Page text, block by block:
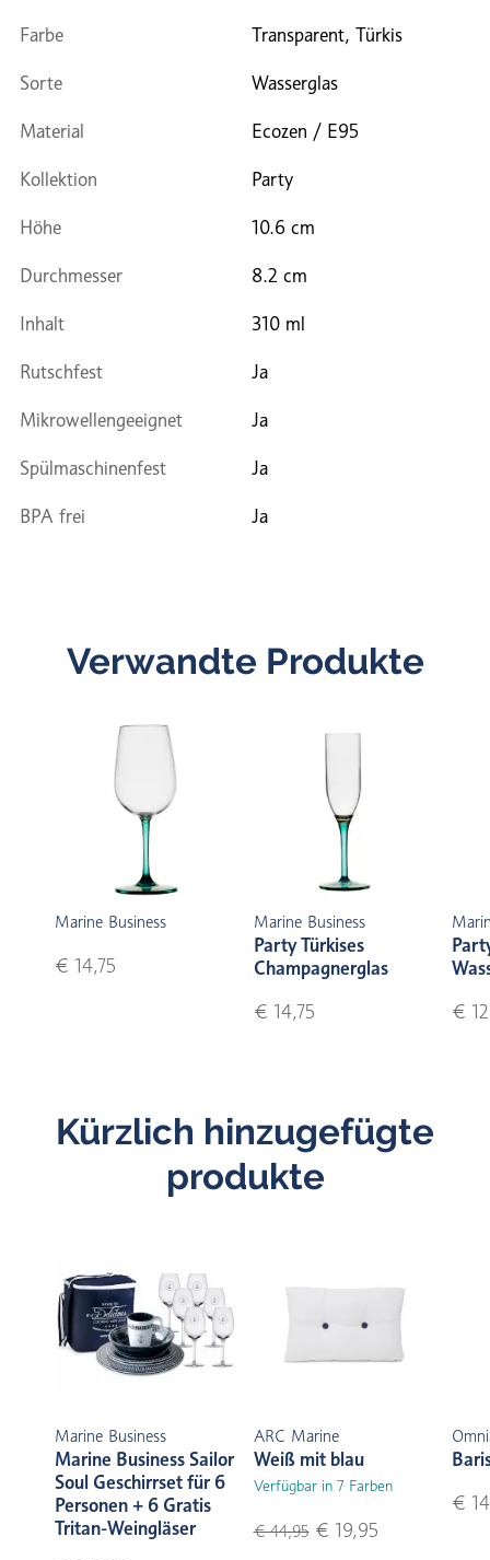
Farbe Transparent, Türkis
Sorte Wasserglas
Material Ecozen / E95
Kollektion Party
Höhe 10.6 cm
Durchmesser 8.2 cm
Inhalt 310 ml
Rutschfest Ja
Mikrowellengeeignet Ja
Spülmaschinenfest Ja
BPA frei Ja
Verwandte Produkte
Marine Business
€ 14,75
Marine Business
Party Türkises
Champagnerglas
€ 14,75
€
Kürzlich hinzugefügte
produkte
Marine Business
Marine Business Sailor
Soul Geschirrset für 6
Personen + 6 Gratis
Tritan-Weingläser
ARC Marine
Weiß mit blau
Verfügbar in 7 Farben
€ 44,95€ 19,95
€